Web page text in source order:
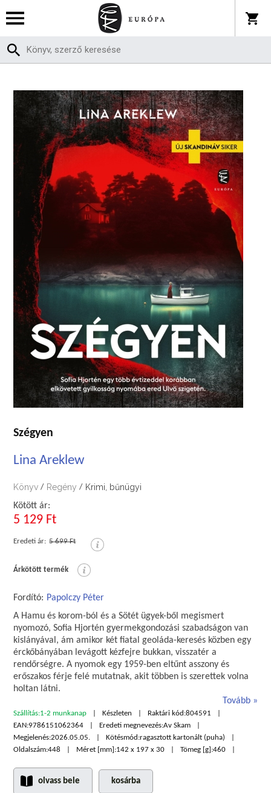
Szégyen
Lina Areklew
Könyv / Regény / Krimi, bűnügyi
Kötött ár:
5 129 Ft
Eredeti ár: 5 699 Ft
Árkötött termék
Fordító: Papolczy Péter
A Hamu és korom-ból és a Sötét ügyek-ből megismert
nyomozó, Sofia Hjortén gyermekgondozási szabadságon van
kislányával, ám amikor két fiatal geoláda-keresés közben egy
érckőbányában levágott kézfejre bukkan, visszatér a
rendőrségre. A nyomok egy 1959-ben eltűnt asszony és
erőszakos férje felé mutatnak, akit többen is szerettek volna
holtan látni.
Tovább
Szállítás:1-2 munkanap Készleten Raktári kód:804591
EAN:9786151062364 Eredeti megnevezés:Av Skam
Megjelenés:2026.05.05. Kötésmód:ragasztott kartonált (puha)
Oldalszám:448 Méret [mm]:142 x 197 x 30 Tömeg [g]:460
olvass bele kosárba